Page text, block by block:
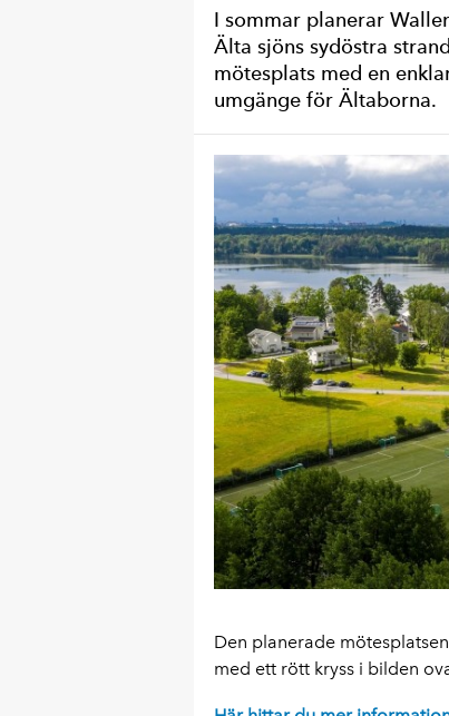
I sommar planerar
Älta sjöns sydöstra
mötesplats med en
umgänge för Ältaborna.
Den planerade
med ett rött kryss i bilden